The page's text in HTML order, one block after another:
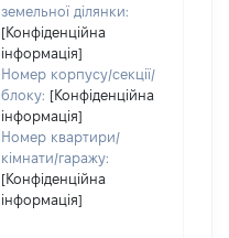
земельної ділянки:
[Конфіденційна
інформація]
Номер корпусу/секції/
блоку: [Конфіденційна
інформація]
Номер квартири/
кімнати/гаражу:
[Конфіденційна
інформація]